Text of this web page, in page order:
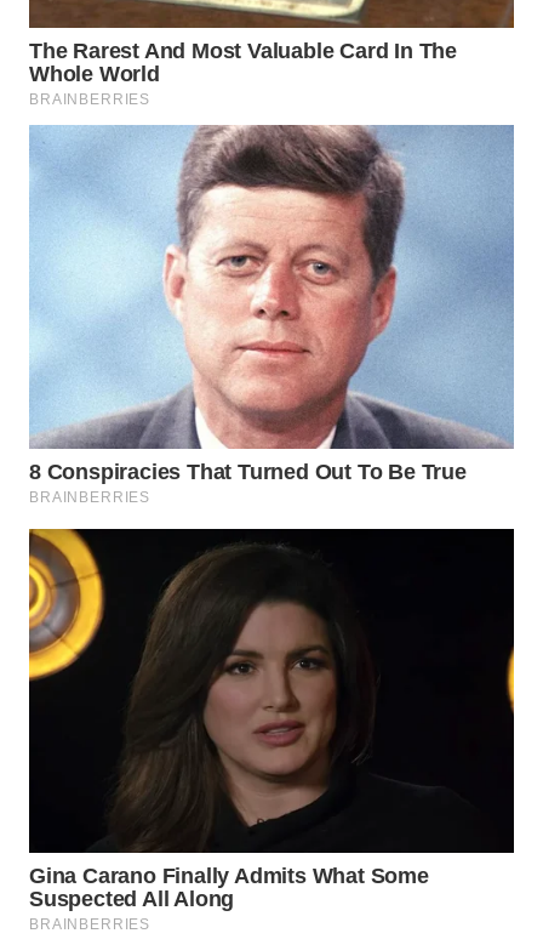
WN
MAJALENGKA
SUBANG
WN
PRIANGAN
TIMUR
WN
SEMARANG
WN
SOLO
BOROBUDUR
WN